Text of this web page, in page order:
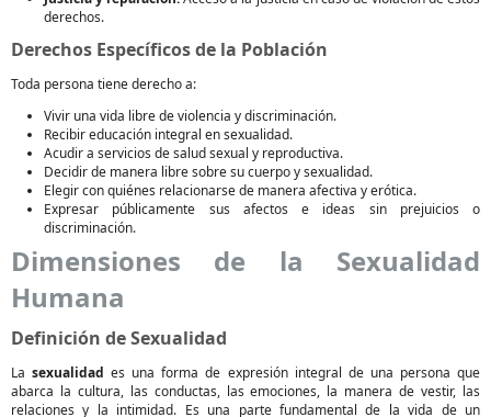
derechos.
Derechos Específicos de la Población
Toda persona tiene derecho a:
Vivir una vida libre de violencia y discriminación.
Recibir educación integral en sexualidad.
Acudir a servicios de salud sexual y reproductiva.
Decidir de manera libre sobre su cuerpo y sexualidad.
Elegir con quiénes relacionarse de manera afectiva y erótica.
Expresar públicamente sus afectos e ideas sin prejuicios o
discriminación.
Dimensiones de la Sexualidad
Humana
Definición de Sexualidad
Lasexualidad es una forma de expresión integral de una persona que
abarca la cultura, las conductas, las emociones, la manera de vestir, las
relaciones y la intimidad. Es una parte fundamental de la vida de un